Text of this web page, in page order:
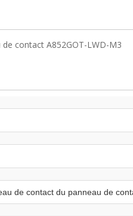
de contact A852GOT-LWD-M3